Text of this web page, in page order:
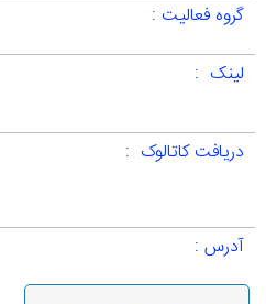
گروه فعالیت :
لینک :
دریافت کاتالوک :
آدرس :